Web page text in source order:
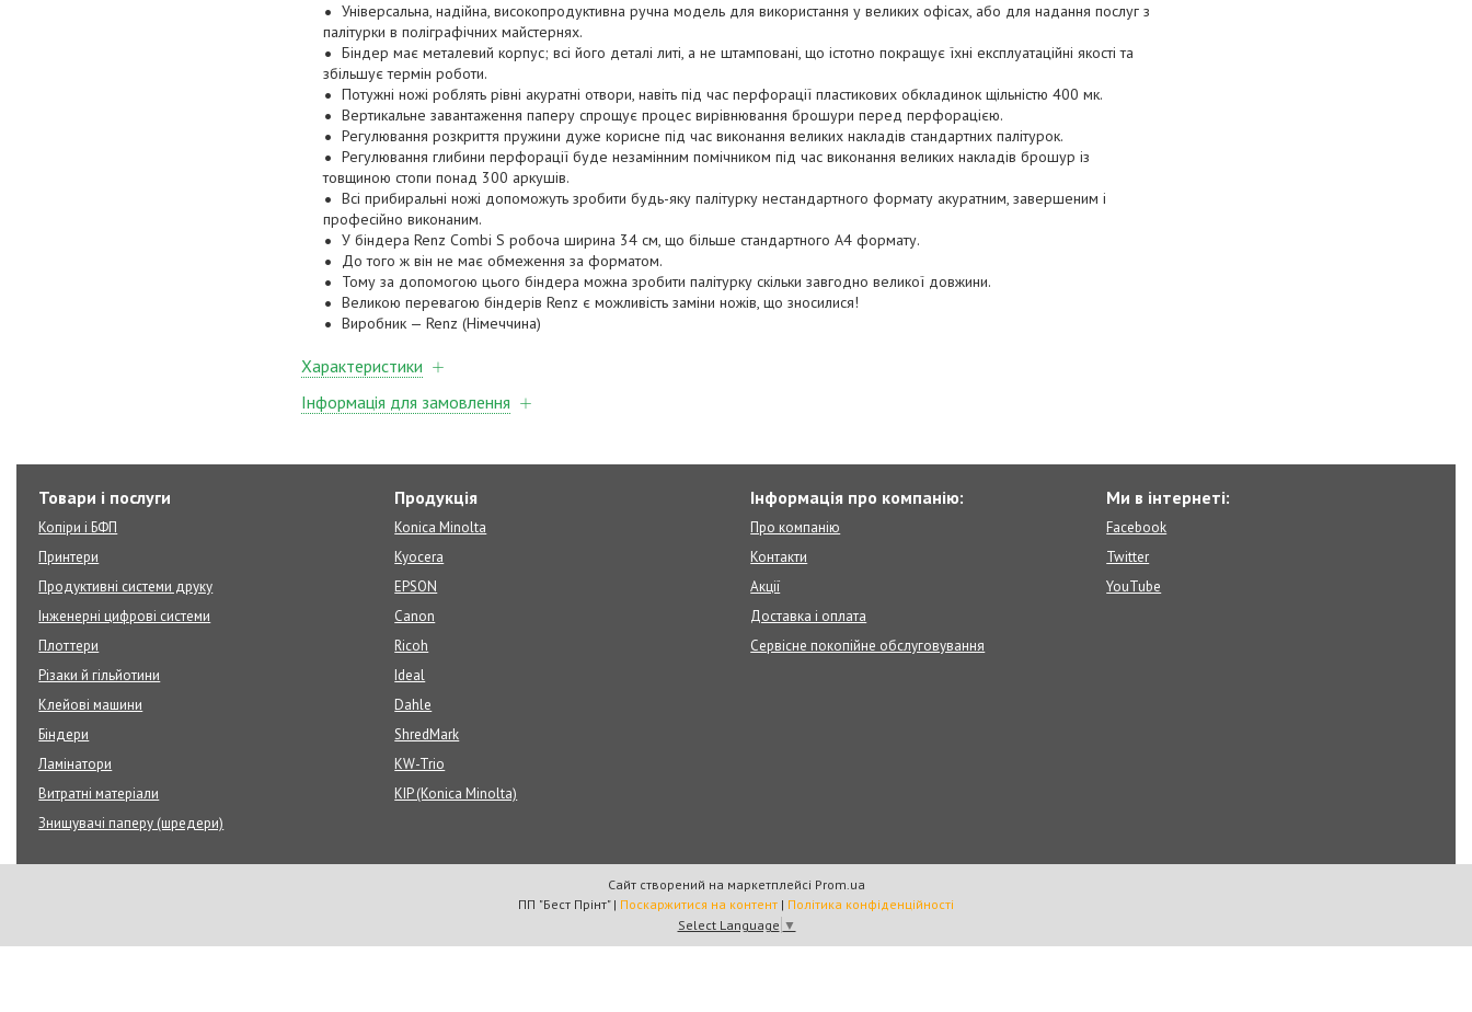
Універсальна, надійна, високопродуктивна ручна модель для використання у великих офісах, або для надання послуг з
палітурки в поліграфічних майстернях.
Біндер має металевий корпус; всі його деталі литі, а не штамповані, що істотно покращує їхні експлуатаційні якості та
збільшує термін роботи.
Потужні ножі роблять рівні акуратні отвори, навіть під час перфорації пластикових обкладинок щільністю 400 мк.
Вертикальне завантаження паперу спрощує процес вирівнювання брошури перед перфорацією.
Регулювання розкриття пружини дуже корисне під час виконання великих накладів стандартних палітурок.
Регулювання глибини перфорації буде незамінним помічником під час виконання великих накладів брошур із
товщиною стопи понад 300 аркушів.
Всі прибиральні ножі допоможуть зробити будь-яку палітурку нестандартного формату акуратним, завершеним і
професійно виконаним.
У біндера Renz Combi S робоча ширина 34 см, що більше стандартного А4 формату.
До того ж він не має обмеження за форматом.
Тому за допомогою цього біндера можна зробити палітурку скільки завгодно великої довжини.
Великою перевагою біндерів Renz є можливість заміни ножів, що зносилися!
Виробник — Renz (Німеччина)
Характеристики
Інформація для замовлення
Товари і послуги
Копіри і БФП
Принтери
Продуктивні системи друку
Інженерні цифрові системи
Плоттери
Різаки й гільйотини
Клейові машини
Біндери
Ламінатори
Витратні матеріали
Знищувачі паперу (шредери)
Продукція
Konica Minolta
Kyocera
EPSON
Canon
Ricoh
Ideal
Dahle
ShredMark
KW-Trio
KIP (Konica Minolta)
Інформація про компанію:
Про компанію
Контакти
Акції
Доставка і оплата
Сервісне покопійне обслуговування
Ми в інтернеті:
Facebook
Twitter
YouTube
Сайт створений на маркетплейсі Prom.ua
ПП "Бест Прінт" | Поскаржитися на контент | Політика конфіденційності
Select Language ▼